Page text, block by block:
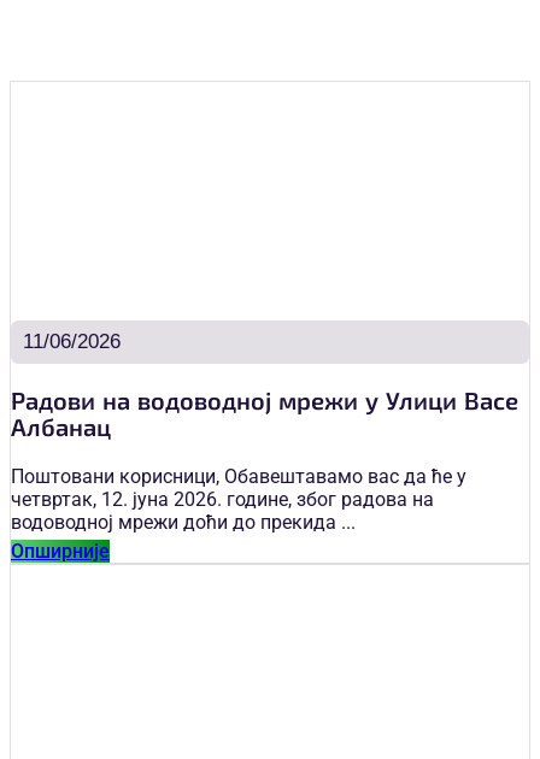
11/06/2026
Радови на водоводној мрежи у Улици Васе
Албанац
Поштовани корисници, Обавештавамо вас да ће у
четвртак, 12. јуна 2026. године, због радова на
водоводној мрежи доћи до прекида ...
Опширније